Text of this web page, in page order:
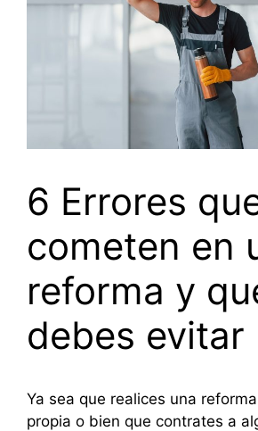
6 Errores
cometen en
reforma y
debes evitar
Ya sea que realices una
propia o bien que contrates a